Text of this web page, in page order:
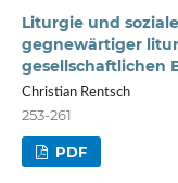
Liturgie und
gegnewärtiger
gesellschaftlichen
Christian Rentsch
253-261
PDF